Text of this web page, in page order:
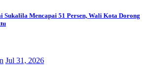
Sukalila Mencapai 51 Persen, Wali Kota Dorong
Jul 31, 2026